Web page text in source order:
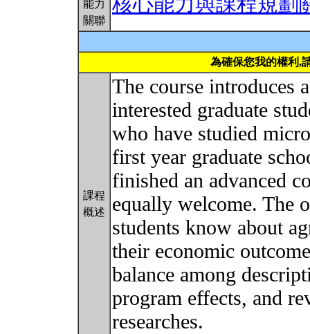
能力
關聯
為確保您我的權利,
課程
概述
The course introduces
interested graduate
who have studied
first year graduate
finished an advanced
equally welcome. The
students know about
their economic
balance among
program effects, and
researches.